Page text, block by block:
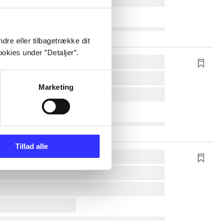
eller tilbagetrække dit
under ”Detaljer”.
Marketing
Tillad alle